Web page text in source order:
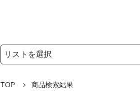
検索リストの選択
TOP 商品検索結果